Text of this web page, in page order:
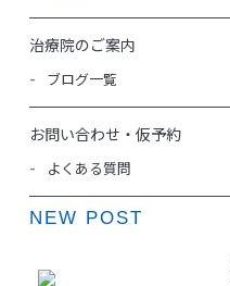
治療院のご案内
ブログ一覧
お問い合わせ・仮予約
よくある質問
NEW POST